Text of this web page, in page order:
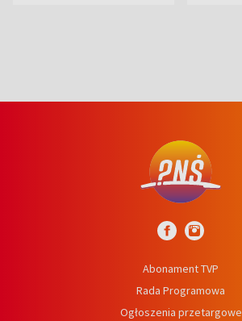
Abonament TVP
Rada Programowa
Ogłoszenia przetargowe